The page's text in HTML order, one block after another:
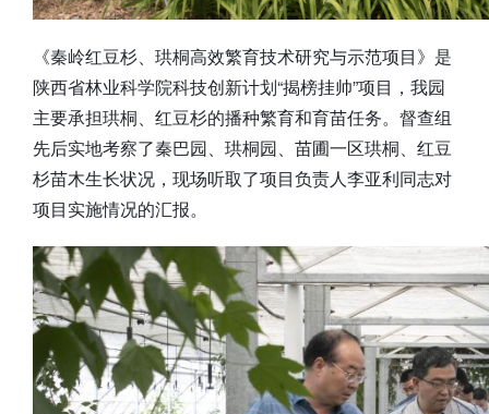
《秦岭红豆杉、珙桐高效繁育技术研究与示范项目》是
陕西省林业科学院科技创新计划“揭榜挂帅”项目，我园
主要承担珙桐、红豆杉的播种繁育和育苗任务。督查组
先后实地考察了秦巴园、珙桐园、苗圃一区珙桐、红豆
杉苗木生长状况，现场听取了项目负责人李亚利同志对
项目实施情况的汇报。